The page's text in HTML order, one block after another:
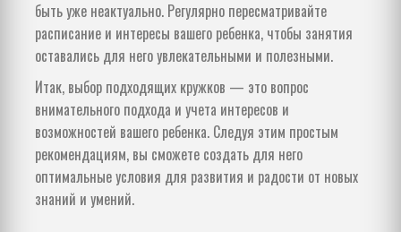
быть уже неактуально. Регулярно пересматривайте
расписание и интересы вашего ребенка, чтобы занятия
оставались для него увлекательными и полезными.
Итак, выбор подходящих кружков — это вопрос
внимательного подхода и учета интересов и
возможностей вашего ребенка. Следуя этим простым
рекомендациям, вы сможете создать для него
оптимальные условия для развития и радости от новых
знаний и умений.